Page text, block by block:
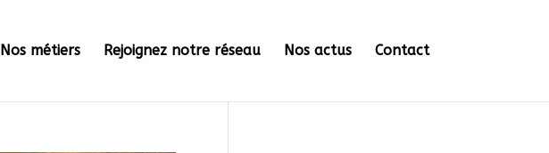
Nos métiers Rejoignez notre réseau Nos actus Contact